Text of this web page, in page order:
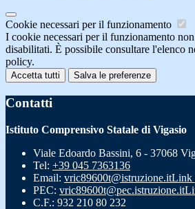
Cookie necessari per il funzionamento
I cookie necessari per il funzionamento non
disabilitati. È possibile consultare l'elenco
policy.
Accetta tutti Salva le preferenze
Contatti
Istituto Comprensivo Statale di Vigasio
Viale Edoardo Bassini, 6 - 37068
Tel: +39 045 7363136
Email: vric89600t@istruzione.itLink
PEC: vric89600t@pec.istruzione.it
C.F.: 932 210 80 232